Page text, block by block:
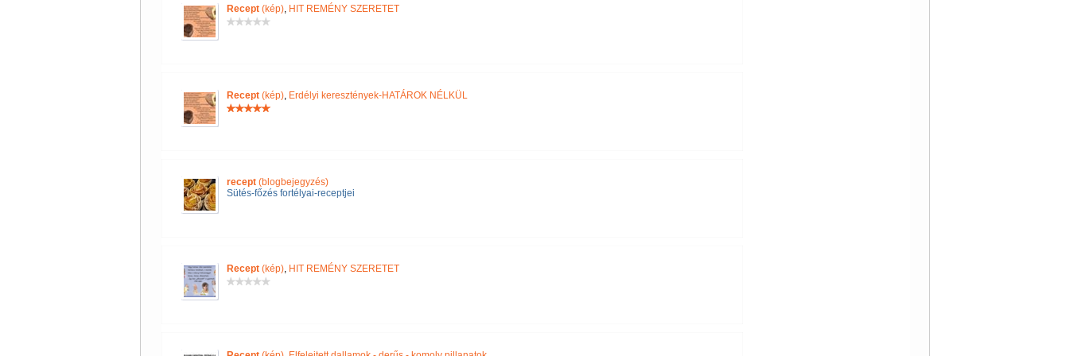
Recept(kép), HIT REMÉNY SZERETET
Recept(kép), Erdélyi keresztények-HATÁROK NÉLKÜL
recept(blogbejegyzés)
Sütés-főzés fortélyai-receptjei
Recept(kép), HIT REMÉNY SZERETET